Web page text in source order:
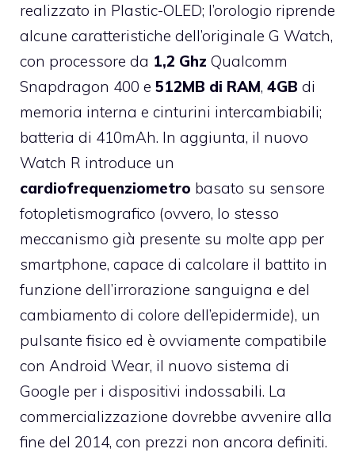
realizzato in Plastic-OLED; l’orologio riprende
alcune caratteristiche dell’originale G Watch,
con processore da 1,2 Ghz Qualcomm
Snapdragon 400 e 512MB di RAM, 4GB di
memoria interna e cinturini intercambiabili;
batteria di 410mAh. In aggiunta, il nuovo
Watch R introduce un
cardiofrequenziometro basato su sensore
fotopletismografico (ovvero, lo stesso
meccanismo già presente su molte app per
smartphone, capace di calcolare il battito in
funzione dell’irrorazione sanguigna e del
cambiamento di colore dell’epidermide), un
pulsante fisico ed è ovviamente compatibile
con Android Wear, il nuovo sistema di
Google per i dispositivi indossabili. La
commercializzazione dovrebbe avvenire alla
fine del 2014, con prezzi non ancora definiti.